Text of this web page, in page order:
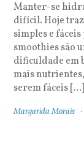
Manter-se
difícil. Hoje
simples e
smoothies são
dificuldade em
mais
serem fáceis […]
Margarida Morais